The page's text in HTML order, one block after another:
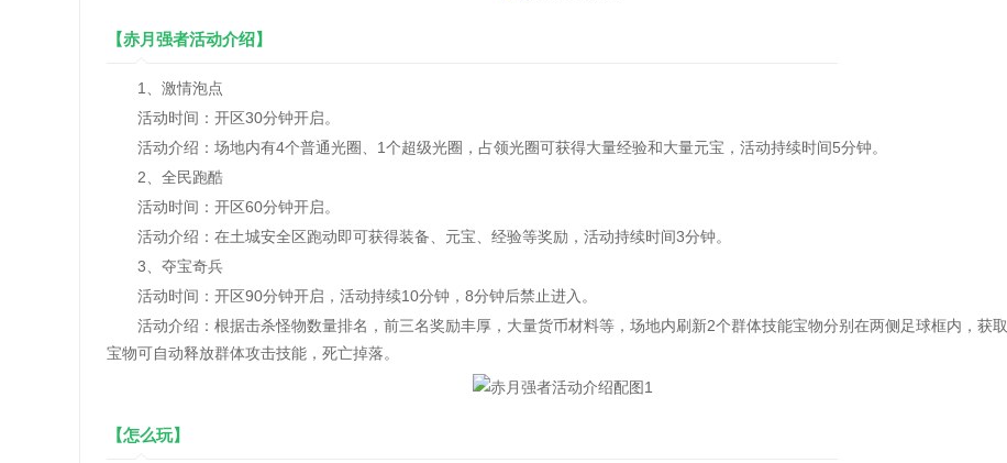
【赤月强者活动介绍】
1、激情泡点
活动时间：开区30分钟开启。
活动介绍：场地内有4个普通光圈、1个超级光圈，占领光圈可获得大量经验和大量元宝，活动持续时间5分钟。
2、全民跑酷
活动时间：开区60分钟开启。
活动介绍：在土城安全区跑动即可获得装备、元宝、经验等奖励，活动持续时间3分钟。
3、夺宝奇兵
活动时间：开区90分钟开启，活动持续10分钟，8分钟后禁止进入。
活动介绍：根据击杀怪物数量排名，前三名奖励丰厚，大量货币材料等，场地内刷新2个群体技能宝物分别在两侧足球框内，获取
宝物可自动释放群体攻击技能，死亡掉落。
【怎么玩】